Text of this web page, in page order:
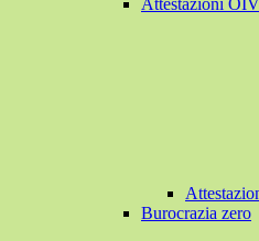
Attestazioni
Burocrazia zero